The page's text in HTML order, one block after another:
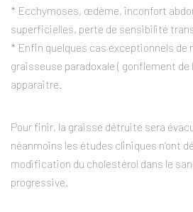
* Ecchymoses, œdème, inconfort
superficielles, perte de sensibilité
* Enfin quelques cas exceptionnels de
graisseuse paradoxale ( gonflement
apparaitre.
Pour finir, la graisse détruite sera
néanmoins les études cliniques n’ont
modification du cholestérol dans le
progressive.